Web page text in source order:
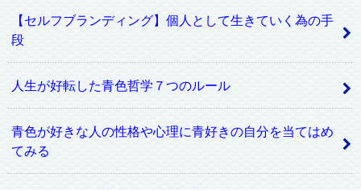
【セルフブランディング】個人として生きていく為の手
段
人生が好転した青色哲学７つのルール
青色が好きな人の性格や心理に青好きの自分を当てはめ
てみる